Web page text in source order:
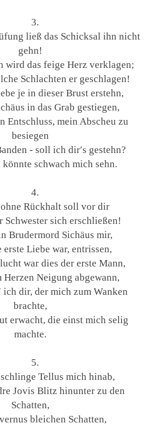
3.
ließ das Schicksal ihn nicht
gehn!
wird das feige Herz verklagen;
Schlachten er geschlagen!
je in dieser Brust erstehn,
in das Grab gestiegen,
Entschluss, mein Abscheu zu
besiegen
- soll ich dir′s gestehn?
könnte schwach mich sehn.
4.
ohne Rückhalt soll vor dir
Schwester sich erschließen!
Brudermord Sichäus mir,
erste Liebe war, entrissen,
war dies der erste Mann,
Herzen Neigung abgewann,
ich dir, der mich zum Wanken
brachte,
erwacht, die einst mich selig
machte.
5.
Tellus mich hinab,
Jovis Blitz hinunter zu den
Schatten,
bleichen Schatten,